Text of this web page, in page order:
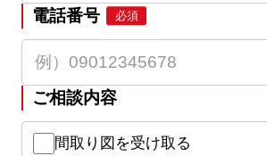
電話番号 必須
ご相談内容
間取り図を受け取る